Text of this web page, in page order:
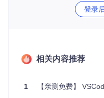
**注意** ：项目依赖于
登录
相关内容推荐
1 【亲测免费】